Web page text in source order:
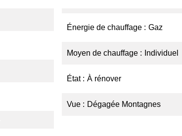
Énergie de chauffage Gaz
Moyen de chauffage Individuel
État À rénover
Vue Dégagée Montagnes